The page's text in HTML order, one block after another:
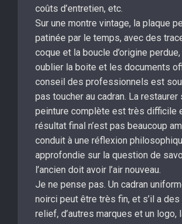
coûts d’entretien, etc.
Sur une montre vintage, la plaque
patinée par le temps, avec des
coque et la boucle d’origine
oublier la boite et les documents
conseil des professionnels est
pas toucher au cadran. La restaurer
peinture complète est très difficile
résultat final n’est pas beaucoup
conduit à une réflexion
approfondie sur la question de
l’ancien doit avoir l’air nouveau.
Je ne pense pas. Un cadran
noirci peut être très fin, et s’il a
relief, d’autres marques et un logo,